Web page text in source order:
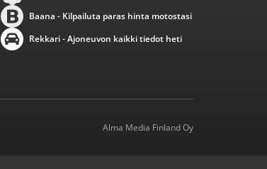
Baana - Kilpailuta paras hinta motostasi
Rekkari - Ajoneuvon kaikki tiedot heti
Alma Media Finland Oy